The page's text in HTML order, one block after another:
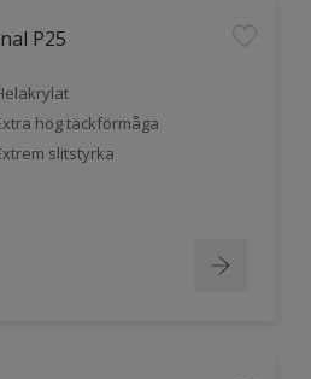
P25
hög täckförmåga
slitstyrka